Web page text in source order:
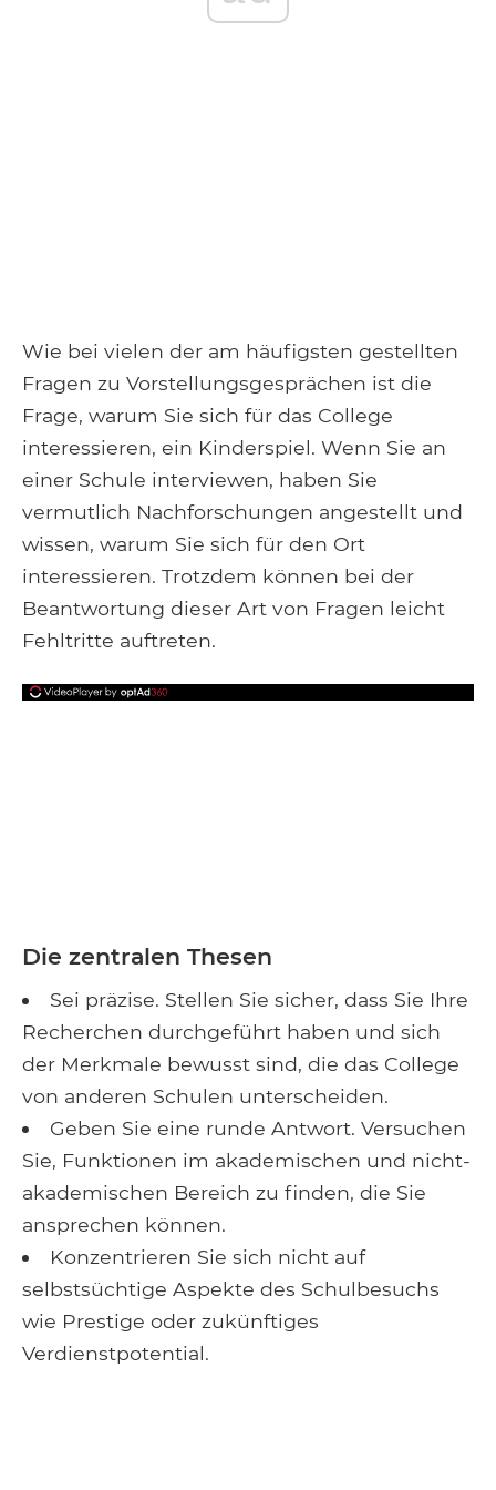
Wie bei vielen der am häufigsten gestellten
Fragen zu Vorstellungsgesprächen ist die
Frage, warum Sie sich für das College
interessieren, ein Kinderspiel. Wenn Sie an
einer Schule interviewen, haben Sie
vermutlich Nachforschungen angestellt und
wissen, warum Sie sich für den Ort
interessieren. Trotzdem können bei der
Beantwortung dieser Art von Fragen leicht
Fehltritte auftreten.
Die zentralen Thesen
Sei präzise. Stellen Sie sicher, dass Sie Ihre
Recherchen durchgeführt haben und sich
der Merkmale bewusst sind, die das College
von anderen Schulen unterscheiden.
Geben Sie eine runde Antwort. Versuchen
Sie, Funktionen im akademischen und nicht-
akademischen Bereich zu finden, die Sie
ansprechen können.
Konzentrieren Sie sich nicht auf
selbstsüchtige Aspekte des Schulbesuchs
wie Prestige oder zukünftiges
Verdienstpotential.